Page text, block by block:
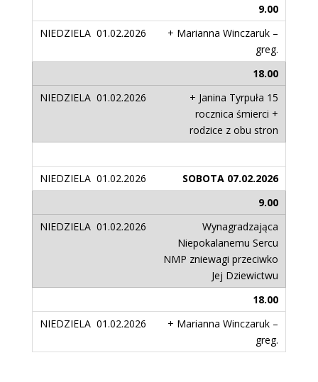
9.00
+ Marianna Winczaruk –
greg.
18.00
+ Janina Tyrpuła 15
rocznica śmierci +
rodzice z obu stron
SOBOTA 07.02.2026
9.00
Wynagradzająca
Niepokalanemu Sercu
NMP zniewagi przeciwko
Jej Dziewictwu
18.00
+ Marianna Winczaruk –
greg.